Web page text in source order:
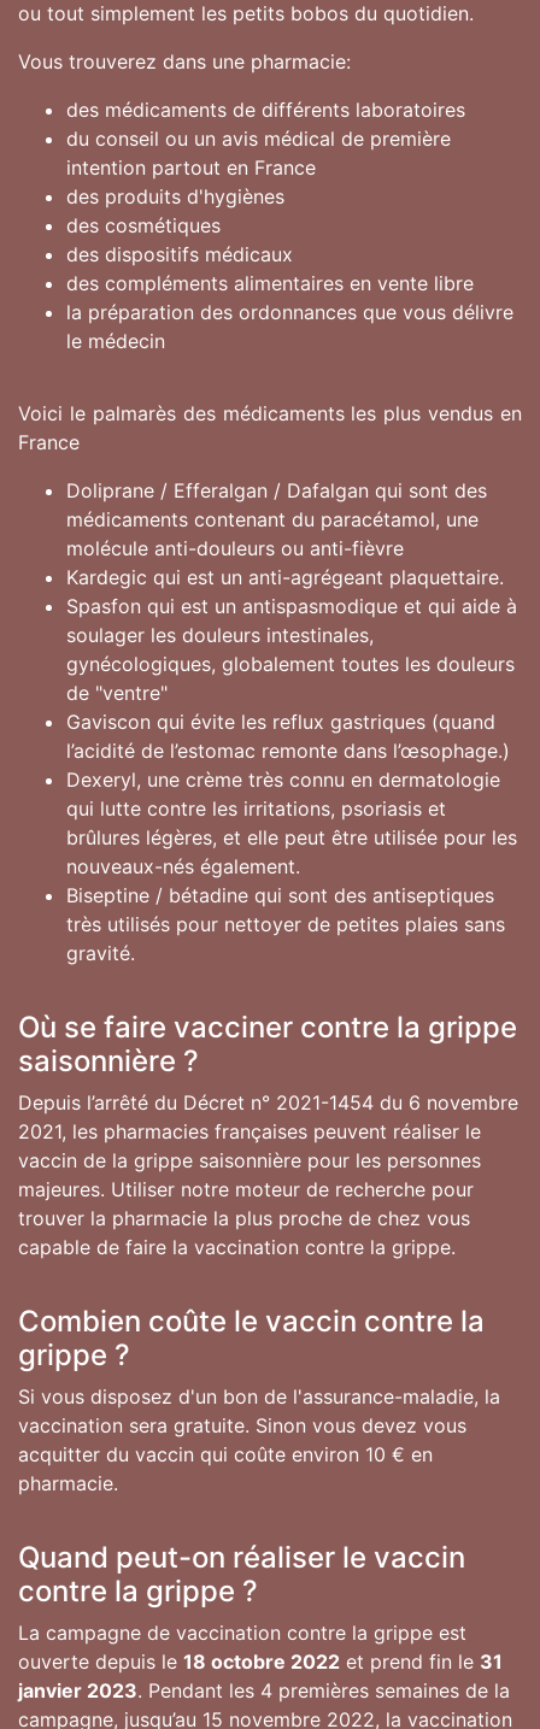
ou tout simplement les petits bobos du quotidien.
Vous trouverez dans une pharmacie:
des médicaments de différents laboratoires
du conseil ou un avis médical de première
intention partout en France
des produits d'hygiènes
des cosmétiques
des dispositifs médicaux
des compléments alimentaires en vente libre
la préparation des ordonnances que vous délivre
le médecin
Voici le palmarès des médicaments les plus vendus en
France
Doliprane / Efferalgan / Dafalgan qui sont des
médicaments contenant du paracétamol, une
molécule anti-douleurs ou anti-fièvre
Kardegic qui est un anti-agrégeant plaquettaire.
Spasfon qui est un antispasmodique et qui aide à
soulager les douleurs intestinales,
gynécologiques, globalement toutes les douleurs
de "ventre"
Gaviscon qui évite les reflux gastriques (quand
l’acidité de l’estomac remonte dans l’œsophage.)
Dexeryl, une crème très connu en dermatologie
qui lutte contre les irritations, psoriasis et
brûlures légères, et elle peut être utilisée pour les
nouveaux-nés également.
Biseptine / bétadine qui sont des antiseptiques
très utilisés pour nettoyer de petites plaies sans
gravité.
Où se faire vacciner contre la grippe
saisonnière ?
Depuis l’arrêté du Décret n° 2021-1454 du 6 novembre
2021, les pharmacies françaises peuvent réaliser le
vaccin de la grippe saisonnière pour les personnes
majeures. Utiliser notre moteur de recherche pour
trouver la pharmacie la plus proche de chez vous
capable de faire la vaccination contre la grippe.
Combien coûte le vaccin contre la
grippe ?
Si vous disposez d'un bon de l'assurance-maladie, la
vaccination sera gratuite. Sinon vous devez vous
acquitter du vaccin qui coûte environ 10 € en
pharmacie.
Quand peut-on réaliser le vaccin
contre la grippe ?
La campagne de vaccination contre la grippe est
ouverte depuis le 18 octobre 2022 et prend fin le 31
janvier 2023. Pendant les 4 premières semaines de la
campagne, jusqu’au 15 novembre 2022, la vaccination